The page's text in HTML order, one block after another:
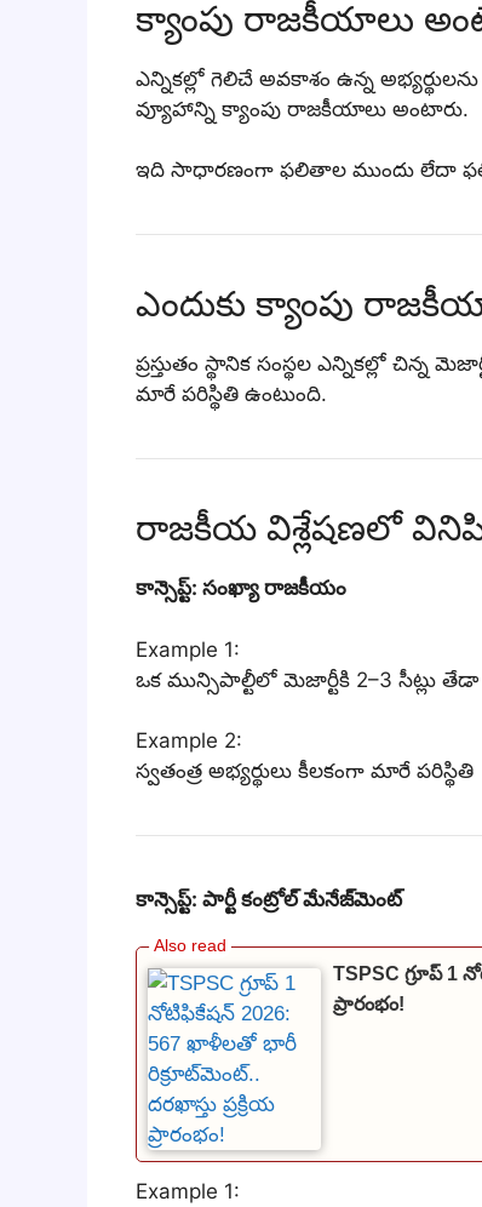
క్యాంపు రాజకీయాలు
ఎన్నికల్లో గెలిచే అవకాశం ఉన్న
వ్యూహాన్ని క్యాంపు రాజకీయాలు అంటారు.
ఇది సాధారణంగా ఫలితాల ముందు లేదా
ఎందుకు క్యాంపు
ప్రస్తుతం స్థానిక సంస్థల ఎన్నికల్లో
మారే పరిస్థితి ఉంటుంది.
రాజకీయ విశ్లేషణలో
కాన్సెప్ట్: సంఖ్యా రాజకీయం
Example 1:
ఒక మున్సిపాల్టీలో మెజార్టీకి 2–3 సీట్లు
Example 2:
స్వతంత్ర అభ్యర్థులు కీలకంగా మారే పరిస్థితి
కాన్సెప్ట్: పార్టీ కంట్రోల్ మేనేజ్‌మెంట్
TSPSC గ్రూప్ 1
ప్రారంభం!
Example 1: